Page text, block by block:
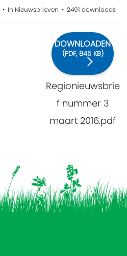
In Nieuwsbrieven 2491 downloads
DOWNLOADEN
(PDF,845 KB)
Regionieuwsbrie
f nummer 3
maart 2016.pdf